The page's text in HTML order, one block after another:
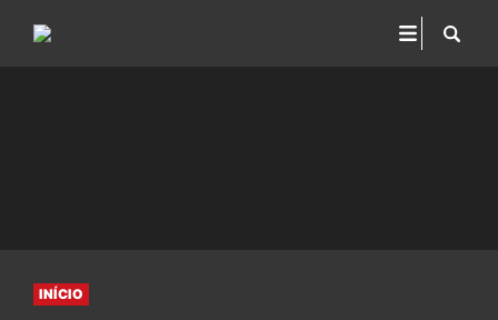
INÍCIO